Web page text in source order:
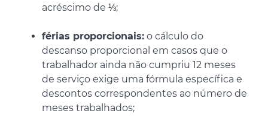
acréscimo de ⅓;
férias proporcionais: o cálculo do
descanso proporcional em casos que o
trabalhador ainda não cumpriu 12 meses
de serviço exige uma fórmula específica e
descontos correspondentes ao número de
meses trabalhados;